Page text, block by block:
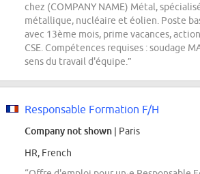
chez (COMPANY NAME) Métal,
métallique, nucléaire et éolien. Poste
avec 13ème mois, prime vacances,
CSE. Compétences requises : soudage
sens du travail d'équipe.”
Responsable Formation F/H
Company not shown | Paris
HR, French